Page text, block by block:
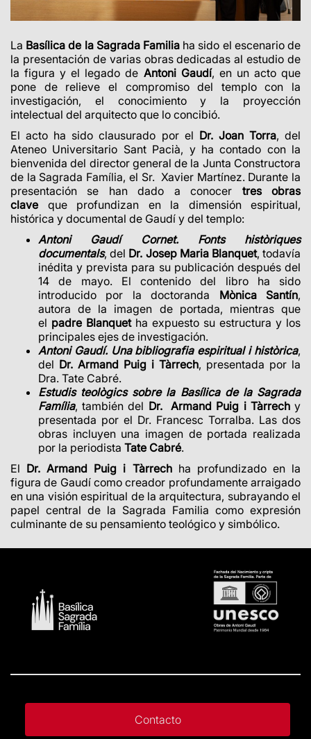
La Basílica de la Sagrada Familia ha sido el escenario de
la presentación de varias obras dedicadas al estudio de
la figura y el legado de Antoni Gaudí, en un acto que
pone de relieve el compromiso del templo con la
investigación, el conocimiento y la proyección
intelectual del arquitecto que lo concibió.
El acto ha sido clausurado por el Dr.Joan Torra, del
Ateneo Universitario Sant Pacià, y ha contado con la
bienvenida del director general de la Junta Constructora
de la Sagrada Família, el Sr. Xavier Martínez. Durante la
presentación se han dado a conocer tres obras
clave que profundizan en la dimensión espiritual,
histórica y documental de Gaudí y del templo:
Antoni Gaudí Cornet. Fonts històriques
documentals, del Dr. Josep Maria Blanquet, todavía
inédita y prevista para su publicación después del
14 de mayo. El contenido del libro ha sido
introducido por la doctoranda Mònica Santín,
autora de la imagen de portada, mientras que
el padre Blanquetha expuesto su estructura y los
principales ejes de investigación.
Antoni Gaudí. Una bibliografia espiritual i històrica,
del Dr. Armand Puig i Tàrrech, presentada por la
Dra. Tate Cabré.
Estudis teològics sobre la Basílica de la Sagrada
Família, también del Dr. Armand Puig i Tàrrechy
presentada por el Dr. Francesc Torralba. Las dos
obras incluyen una imagen de portada realizada
por la periodista Tate Cabré.
El Dr. Armand Puig i Tàrrechha profundizado en la
figura de Gaudí como creador profundamente arraigado
en una visión espiritual de la arquitectura, subrayando el
papel central de la Sagrada Familia como expresión
culminante de su pensamiento teológico y simbólico.
Contacto